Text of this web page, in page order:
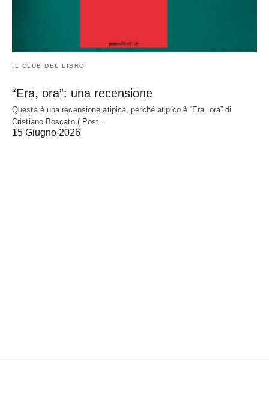
IL CLUB DEL LIBRO
“Era, ora”: una recensione
Questa è una recensione atipica, perché atipico è “Era, ora” di
Cristiano Boscato ( Post…
15 Giugno 2026